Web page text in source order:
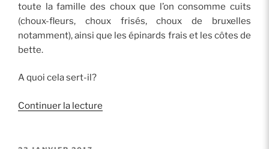
toute la famille des choux que l’on consomme cuits
(choux-fleurs, choux frisés, choux de bruxelles
notamment), ainsi que les épinards frais et les côtes de
bette.
A quoi cela sert-il?
Continuer la lecture